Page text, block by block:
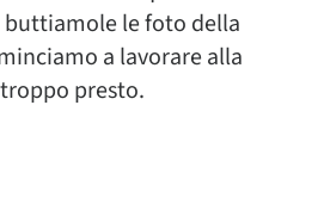
le foto della
a lavorare alla
presto.